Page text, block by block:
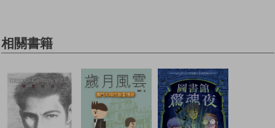
相關書籍